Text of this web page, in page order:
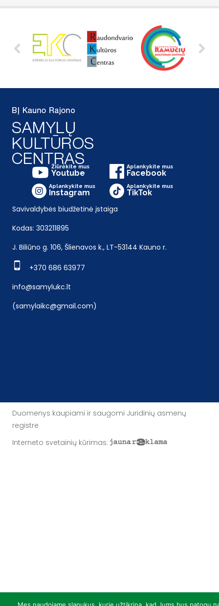
Žiūrėkite mus
Youtube
Aplankykite mus
Facebook
Aplankykite mus
Instagram
Aplankykite mus
TikTok
Savivaldybės biudžetinė įstaiga
Kodas: 303211895
J. Biliūno g. 106, Šlienavos k., LT-53144 Kauno r.
+370 686 63977
info@samylukc.lt
(samylaikc@gmail.com)
Duomenys kaupiami ir saugomi Juridinių asmenų
registre
Interneto svetainių kūrimas: